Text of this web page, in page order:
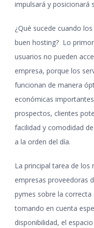
impulsará y posicionará
¿Qué sucede cuando
buen hosting? Lo
usuarios no pueden
empresa, porque los
funcionan de manera
económicas
prospectos, clientes
facilidad y comodidad
a la orden del día.
La principal tarea de
empresas proveedoras
pymes sobre la
tomando en cuenta
disponibilidad, el